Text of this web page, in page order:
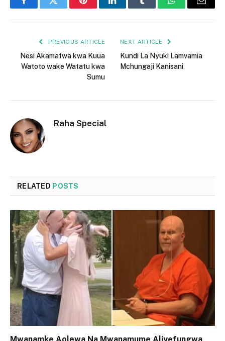
FacebookTwitter PinterestLinkedInTumblr WhatsAppEmail
PREVIOUS ARTICLE
Nesi Akamatwa kwa Kuua
Watoto wake Watatu kwa
Sumu
NEXT ARTICLE
Kundi La Nyuki Lamvamia
Mchungaji Kanisani
Raha Special
RELATED POSTS
Mwanamke Aolewa Na Mwanamume Aliyefungwa